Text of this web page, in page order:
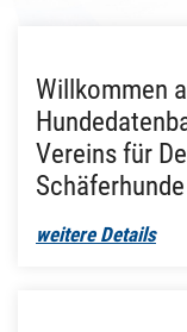
Willkommen
Vereins für
weitere Details